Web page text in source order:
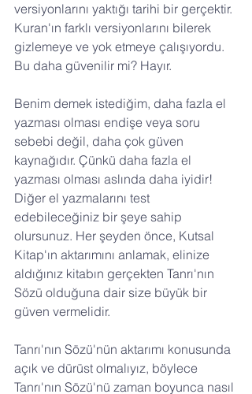
versiyonlarını yaktığı tarihi bir gerçektir.
Kuran'ın farklı versiyonlarını bilerek
gizlemeye ve yok etmeye çalışıyordu.
Bu daha güvenilir mi? Hayır.
Benim demek istediğim, daha fazla el
yazması olması endişe veya soru
sebebi değil, daha çok güven
kaynağıdır. Çünkü daha fazla el
yazması olması aslında daha iyidir!
Diğer el yazmalarını test
edebileceğiniz bir şeye sahip
olursunuz. Her şeyden önce, Kutsal
Kitap'ın aktarımını anlamak, elinize
aldığınız kitabın gerçekten Tanrı'nın
Sözü olduğuna dair size büyük bir
güven vermelidir.
Tanrı'nın Sözü'nün aktarımı konusunda
açık ve dürüst olmalıyız, böylece
Tanrı'nın Sözü'nü zaman boyunca nasıl